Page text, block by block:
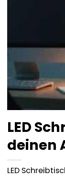
LED
deinen
LED